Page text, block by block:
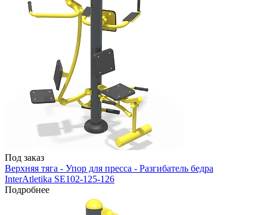
Под заказ
Верхняя тяга - Упор для пресса - Разгибатель бедра
InterAtletika SE102-125-126
Подробнее